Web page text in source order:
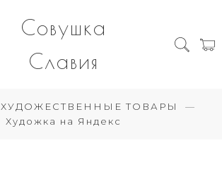
Совушка
Славия
ХУДОЖЕСТВЕННЫЕ ТОВАРЫ
Художка на Яндекс